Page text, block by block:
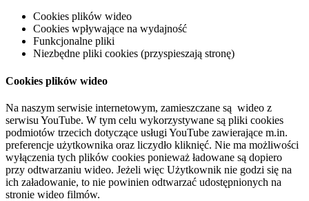
Cookies plików wideo
Cookies wpływające na wydajność
Funkcjonalne pliki
Niezbędne pliki cookies (przyspieszają stronę)
Cookies plików wideo
Na naszym serwisie internetowym, zamieszczane są wideo z
serwisu YouTube. W tym celu wykorzystywane są pliki cookies
podmiotów trzecich dotyczące usługi YouTube zawierające m.in.
preferencje użytkownika oraz liczydło kliknięć. Nie ma możliwości
wyłączenia tych plików cookies ponieważ ładowane są dopiero
przy odtwarzaniu wideo. Jeżeli więc Użytkownik nie godzi się na
ich załadowanie, to nie powinien odtwarzać udostępnionych na
stronie wideo filmów.